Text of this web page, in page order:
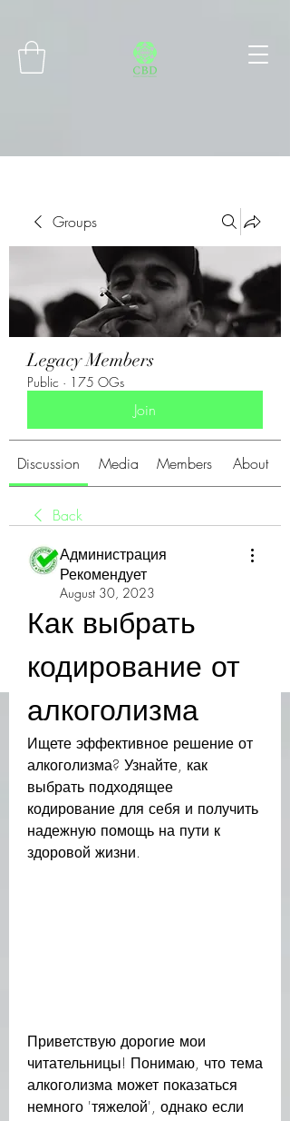
Groups
Legacy Members
Public · 175 OGs
Join
Discussion Media Members About
Back
Администрация
Рекомендует
August 30, 2023
Как выбрать
кодирование от
алкоголизма
Ищете эффективное решение от
алкоголизма? Узнайте, как
выбрать подходящее
кодирование для себя и получить
надежную помощь на пути к
здоровой жизни.
Приветствую дорогие мои
читательницы! Понимаю, что тема
алкоголизма может показаться
немного 'тяжелой', однако если